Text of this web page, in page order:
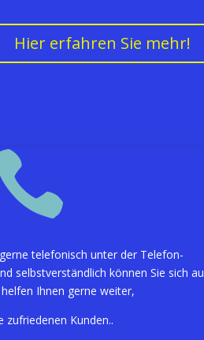
Hier erfahren Sie mehr!
telefonisch unter der Telefon-
selbstverständlich können Sie sich
Ihnen gerne weiter,
zufriedenen Kunden..